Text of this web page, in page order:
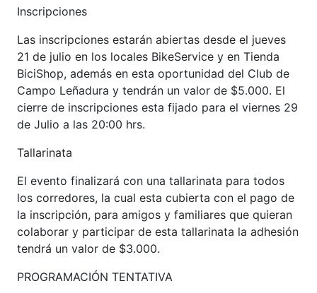
Inscripciones
Las inscripciones estarán abiertas desde el jueves
21 de julio en los locales BikeService y en Tienda
BiciShop, además en esta oportunidad del Club de
Campo Leñadura y tendrán un valor de $5.000. El
cierre de inscripciones esta fijado para el viernes 29
de Julio a las 20:00 hrs.
Tallarinata
El evento finalizará con una tallarinata para todos
los corredores, la cual esta cubierta con el pago de
la inscripción, para amigos y familiares que quieran
colaborar y participar de esta tallarinata la adhesión
tendrá un valor de $3.000.
PROGRAMACIÓN TENTATIVA